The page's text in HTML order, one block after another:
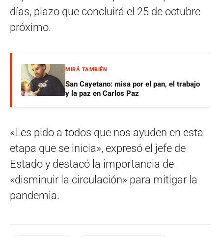
días, plazo que concluirá el 25 de octubre
próximo.
MIRÁ TAMBIÉN
San Cayetano: misa por el pan, el trabajo
y la paz en Carlos Paz
«Les pido a todos que nos ayuden en esta
etapa que se inicia», expresó el jefe de
Estado y destacó la importancia de
«disminuir la circulación» para mitigar la
pandemia.